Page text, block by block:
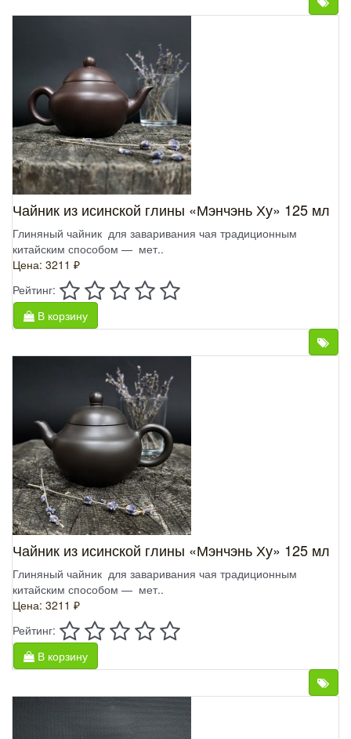
Чайник из исинской глины «Мэнчэнь Ху» 125 мл
Глиняный чайник для заваривания чая традиционным
китайским способом — мет..
Цена: 3211 ₽
Рейтинг:
В корзину
Чайник из исинской глины «Мэнчэнь Ху» 125 мл
Глиняный чайник для заваривания чая традиционным
китайским способом — мет..
Цена: 3211 ₽
Рейтинг:
В корзину